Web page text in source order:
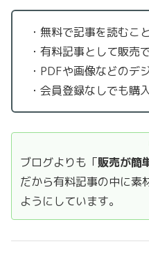
・無料で記事を読むこ
・有料記事として販売
・PDFや画像などのデ
・会員登録なしでも購
ブログよりも「販売が簡
だから有料記事の中に素
ようにしています。